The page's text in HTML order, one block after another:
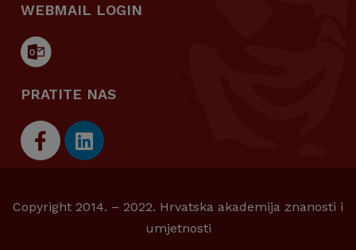
WEBMAIL LOGIN
PRATITE NAS
Copyright 2014. – 2022. Hrvatska akademija znanosti i
umjetnosti